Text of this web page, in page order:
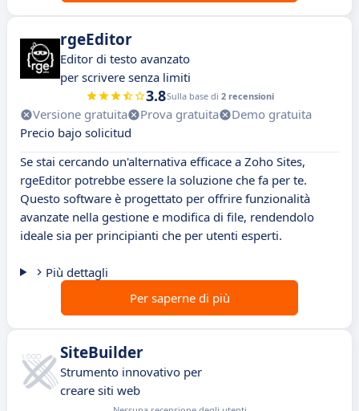
rgeEditor
Editor di testo avanzato
per scrivere senza limiti
3.8Sulla base di 2 recensioni
Versione gratuita Prova gratuita
Demo gratuita
Precio bajo solicitud
Se stai cercando un'alternativa efficace a Zoho Sites,
rgeEditor potrebbe essere la soluzione che fa per te.
Questo software è progettato per offrire funzionalità
avanzate nella gestione e modifica di file, rendendolo
ideale sia per principianti che per utenti esperti.
Più dettagli
Per saperne di più
SiteBuilder
Strumento innovativo per
creare siti web